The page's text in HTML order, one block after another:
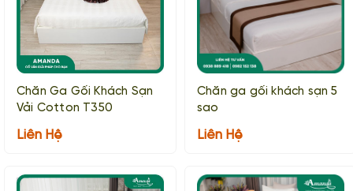
Chăn Ga Gối Khách Sạn
Vải Cotton T350
Liên Hệ
Chăn ga gối khách sạn 5
sao
Liên Hệ